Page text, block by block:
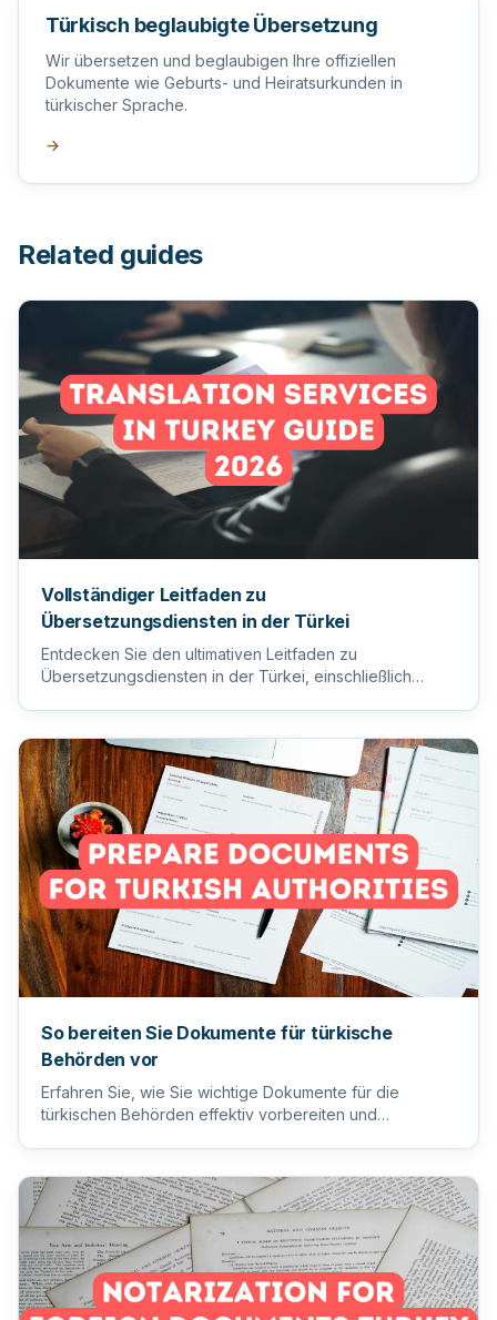
Türkisch beglaubigte Übersetzung
Wir übersetzen und beglaubigen Ihre offiziellen
Dokumente wie Geburts- und Heiratsurkunden in
türkischer Sprache.
→
Related guides
Vollständiger Leitfaden zu
Übersetzungsdiensten in der Türkei
Entdecken Sie den ultimativen Leitfaden zu
Übersetzungsdiensten in der Türkei, einschließlich
So bereiten Sie Dokumente für türkische
Behörden vor
Erfahren Sie, wie Sie wichtige Dokumente für die
türkischen Behörden effektiv vorbereiten und